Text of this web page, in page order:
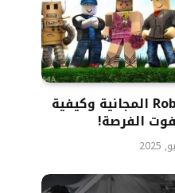
قائمة أكواد Roblox المجانية وكيفية
الفرصة!